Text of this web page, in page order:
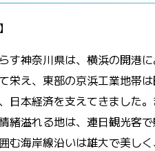
す神奈川県は、横浜の開港
栄え、東部の京浜工業地帯
日本経済を支えてきました
緒溢れる地は、連日観光客
む海岸線沿いは雄大で美し